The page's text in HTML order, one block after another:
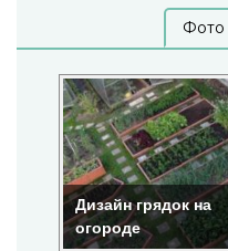
Фото
Дизайн грядок на
огороде